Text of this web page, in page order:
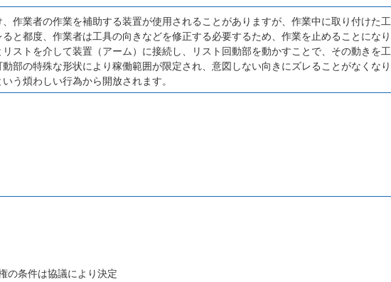
作業者の作業を補助する装置が使用されることがありますが、作業中に取り付けた工
と都度、作業者は工具の向きなどを修正する必要するため、作業を止めることになり
ストを介して装置（アーム）に接続し、リスト回動部を動かすことで、その動きを工
部の特殊な形状により稼働範囲が限定され、意図しない向きにズレることがなくなり
う煩わしい行為から開放されます。
の条件は協議により決定